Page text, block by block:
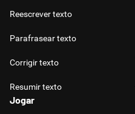
Reescrever texto
Parafrasear texto
Corrigir texto
Resumir texto
Jogar